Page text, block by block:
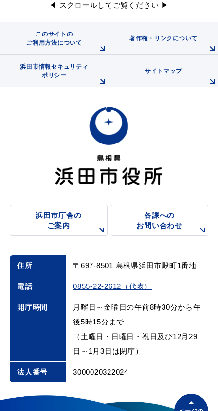
◀ スクロールしてご覧ください ▶
このサイトの
ご利用方法について
著作権・リンクについて
浜田市情報セキュリティ
ポリシー
サイトマップ
浜田市庁舎の
ご案内
各課への
お問い合わせ
住所 〒697-8501 島根県浜田市殿町1番地
電話 0855-22-2612（代表）
開庁時間
月曜日～金曜日の午前8時30分から午
後5時15分まで
（土曜日・日曜日・祝日及び12月29
日～1月3日は閉庁）
法人番号 3000020322024